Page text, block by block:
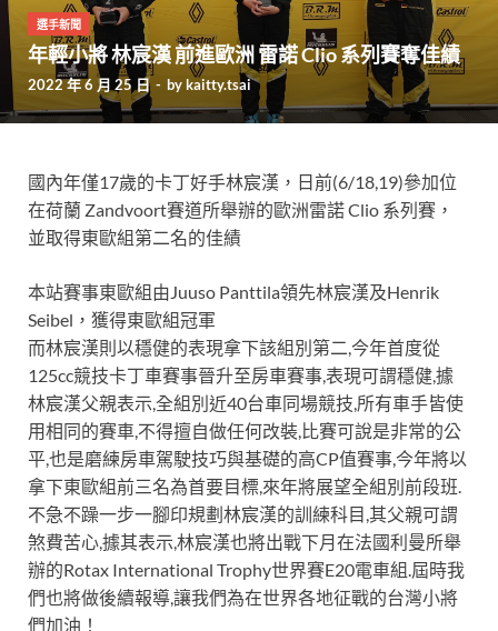
選手新聞
年輕小將 林宸漢 前進歐洲 雷諾 Clio 系列賽奪佳績
2022 年 6 月 25 日 - bykaitty.tsai
國內年僅17歲的卡丁好手林宸漢，日前(6/18,19)參加位
在荷蘭 Zandvoort賽道所舉辦的歐洲雷諾 Clio 系列賽，
並取得東歐組第二名的佳績
本站賽事東歐組由Juuso Panttila領先林宸漢及Henrik
Seibel，獲得東歐組冠軍
而林宸漢則以穩健的表現拿下該組別第二,今年首度從
125cc競技卡丁車賽事晉升至房車賽事,表現可謂穩健,據
林宸漢父親表示,全組別近40台車同場競技,所有車手皆使
用相同的賽車,不得擅自做任何改裝,比賽可說是非常的公
平,也是磨練房車駕駛技巧與基礎的高CP值賽事,今年將以
拿下東歐組前三名為首要目標,來年將展望全組別前段班.
不急不躁一步一腳印規劃林宸漢的訓練科目,其父親可謂
煞費苦心,據其表示,林宸漢也將出戰下月在法國利曼所舉
辦的Rotax International Trophy世界賽E20電車組.屆時我
們也將做後續報導,讓我們為在世界各地征戰的台灣小將
們加油！